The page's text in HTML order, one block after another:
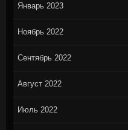
Январь 2023
Ноябрь 2022
Сентябрь 2022
Август 2022
Июль 2022